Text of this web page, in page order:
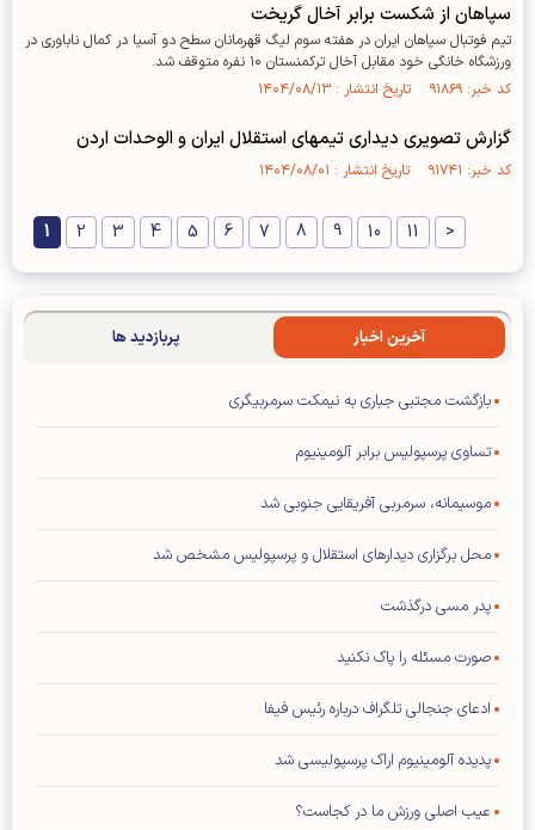
سپاهان از شکست برابر آخال گریخت
تیم فوتبال سپاهان ایران در هفته سوم لیگ قهرمانان سطح دو آسیا در کمال ناباوری در
ورزشگاه خانگی خود مقابل آخال ترکمنستان ۱۰ نفره متوقف شد.
کد خبر: ۹۱۸۶۹ تاریخ انتشار : ۱۴۰۴/۰۸/۱۳
گزارش تصویری دیداری تیمهای استقلال ایران و الوحدات اردن
کد خبر: ۹۱۷۴۱ تاریخ انتشار : ۱۴۰۴/۰۸/۰۱
1 2 3 4 5 6 7 8 9 10 11 >
آخرین اخبار پربازدید ها
بازگشت مجتبی جباری به نیمکت سرمربیگری
تساوی پرسپولیس برابر آلومینیوم
موسیمانه، سرمربی آفریقایی جنوبی شد
محل برگزاری دیدار‌های استقلال و پرسپولیس مشخص شد
پدر مسی درگذشت
صورت مسئله را پاک نکنید
ادعای جنجالی تلگراف درباره رئیس فیفا
پدیده آلومینیوم اراک پرسپولیسی شد
عیب اصلی ورزش ما در کجاست؟